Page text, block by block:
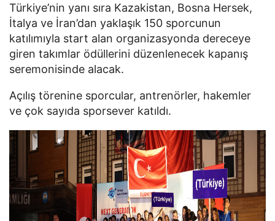
Türkiye’nin yanı sıra Kazakistan, Bosna Hersek,
İtalya ve İran’dan yaklaşık 150 sporcunun
katılımıyla start alan organizasyonda dereceye
giren takımlar ödüllerini düzenlenecek kapanış
seremonisinde alacak.
Açılış törenine sporcular, antrenörler, hakemler
ve çok sayıda sporsever katıldı.